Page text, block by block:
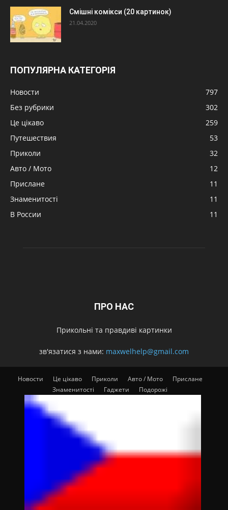
Смішні комікси (20 картинок)
21.04.2020
ПОПУЛЯРНА КАТЕГОРІЯ
Новости
797
Без рубрики
302
Це цікаво
259
Путешествия
53
Приколи
32
Авто / Мото
12
Прислане
11
Знаменитості
11
В России
11
ПРО НАС
Прикольні та правдиві картинки
зв'язатися з нами: maxwelhelp@gmail.com
Новости Це цікаво Приколи Авто / Мото
Прислане
Знаменитості
Гаджети Подорожі